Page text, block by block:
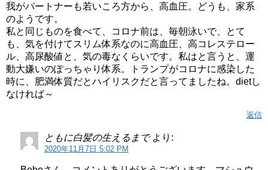
我がパートナーも若いころ方から、高血圧。どうも、家系
のようです。
私と同じものを食べて、コロナ前は、毎朝泳いで、とて
も、気を付けてスリム体系なのに高血圧、高コレステロー
ル、高尿酸値と、気の毒なくらいです。私はと言うと、運
動大嫌いのぽっちゃり体系。トランプがコロナに感染した
時に、肥満体質だとハイリスクだと言ってましたね。dietし
なければ～
返信
ともに白髪の生えるまで より:
2020年11月7日 5:02 PM